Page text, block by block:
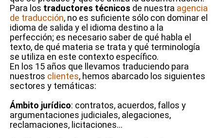
Para los traductores técnicos de nuestra agencia
de traducción, no es suficiente sólo con dominar el
idioma de salida y el idioma destino a la
perfección; es necesario saber de qué habla el
texto, de qué materia se trata y qué terminología
se utiliza en este contexto específico.
En los 15 años que llevamos traduciendo para
nuestros clientes, hemos abarcado los siguientes
sectores y temáticas:
Ámbito jurídico: contratos, acuerdos, fallos y
argumentaciones judiciales, alegaciones,
reclamaciones, licitaciones…